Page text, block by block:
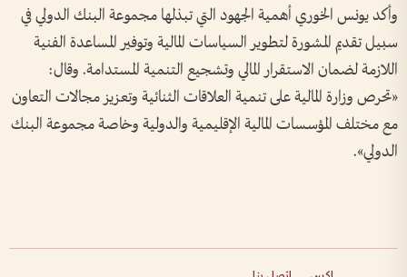
وأكد يونس الخوري أهمية الجهود التي تبذلها مجموعة البنك الدولي في
سبيل تقديم المشورة لتطوير السياسات المالية وتوفير المساعدة الفنية
اللازمة لضمان الاستقرار المالي وتشجيع التنمية المستدامة. وقال:
«تحرص وزارة المالية على تنمية العلاقات الثنائية وتعزيز مجالات التعاون
مع مختلف المؤسسات المالية الإقليمية والدولية وخاصة مجموعة البنك
الدولي».